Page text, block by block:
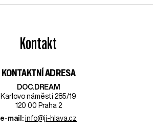
Kontakt
KONTAKTNÍ ADRESA
DOC.DREAM​
Karlovo náměstí 285/19
120 00 Praha 2
e-mail: info@ji-hlava.cz